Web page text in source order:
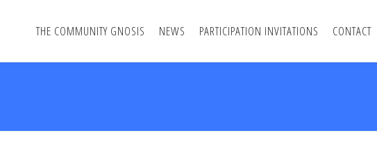
THE COMMUNITY GNOSIS NEWS PARTICIPATION INVITATIONS CONTACT